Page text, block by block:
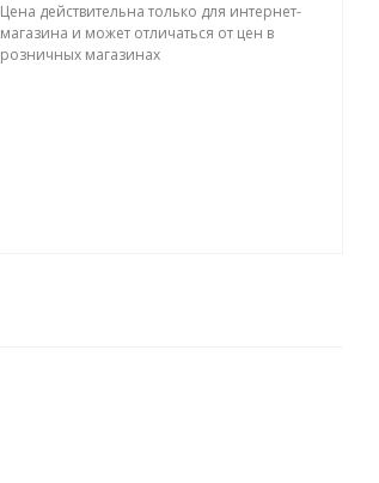
Цена действительна только для интернет-
магазина и может отличаться от цен в
розничных магазинах